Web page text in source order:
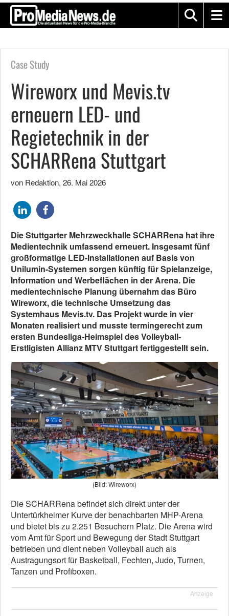
Case Study
Wireworx und Mevis.tv
erneuern LED- und
Regietechnik in der
SCHARRena Stuttgart
von Redaktion, 26. Mai 2026
Die Stuttgarter Mehrzweckhalle SCHARRena hat ihre
Medientechnik umfassend erneuert. Insgesamt fünf
großformatige LED-Installationen auf Basis von
Unilumin-Systemen sorgen künftig für Spielanzeige,
Information und Werbeflächen in der Arena. Die
medientechnische Planung übernahm das Büro
Wireworx, die technische Umsetzung das
Systemhaus Mevis.tv. Das Projekt wurde in vier
Monaten realisiert und musste termingerecht zum
ersten Bundesliga-Heimspiel des Volleyball-
Erstligisten Allianz MTV Stuttgart fertiggestellt sein.
(Bild: Wireworx)
Die SCHARRena befindet sich direkt unter der
Untertürkheimer Kurve der benachbarten MHP-Arena
und bietet bis zu 2.251 Besuchern Platz. Die Arena wird
vom Amt für Sport und Bewegung der Stadt Stuttgart
betrieben und dient neben Volleyball auch als
Austragungsort für Basketball, Fechten, Judo, Turnen,
Tanzen und Profiboxen.
Anzeige